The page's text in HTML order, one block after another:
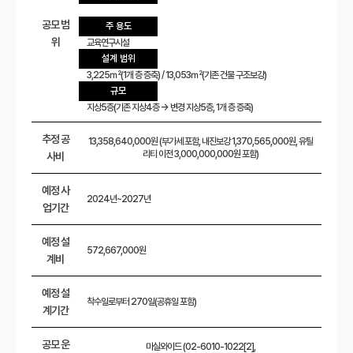
공모 범
위
주 용도
교육연구시설
설계 범위
3,225㎡(1개 층 증축) / 13,053㎡(기존 건물 구조보강)
규모
지상5층(기존 지상4층 → 변경 지상5층, 1개 층 증축)
추정 공
사비
13,358,640,000원 (부가세 포함, 내진보강 1,370,565,000원, 유틸
리티 이전 3,000,000,000원 포함)
예정 사
업기간
2024년~2027년
예정 설
계비
572,667,000원
예정 설
계기간
착수일로부터 270일(공휴일 포함)
공모 운
마실와이드 (02-6010-1022[2],